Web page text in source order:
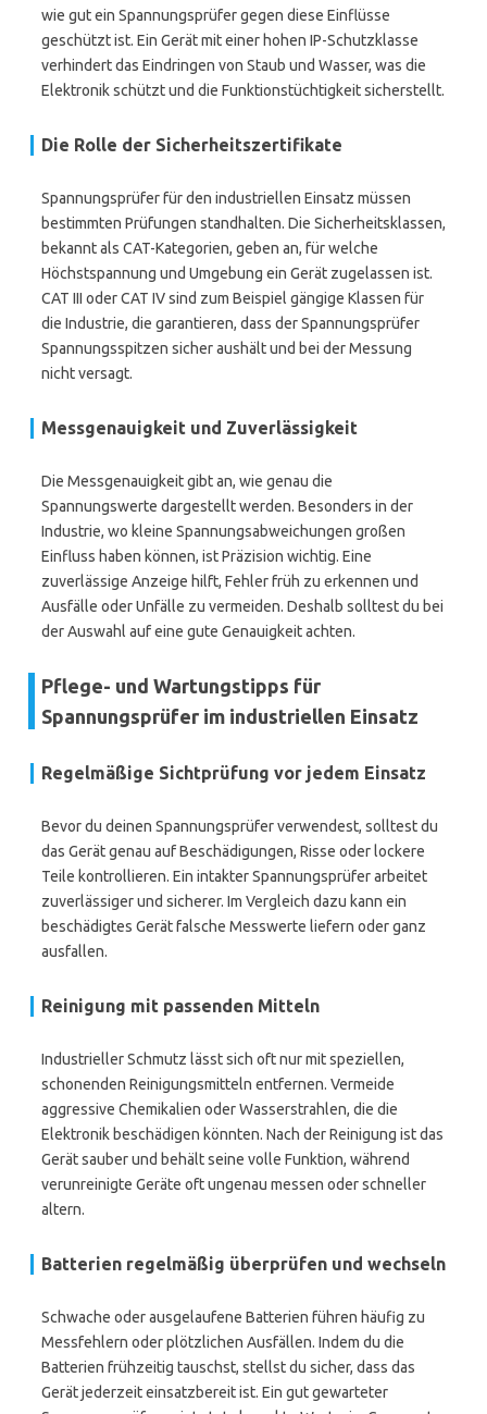
wie gut ein Spannungsprüfer gegen diese Einflüsse
geschützt ist. Ein Gerät mit einer hohen IP-Schutzklasse
verhindert das Eindringen von Staub und Wasser, was die
Elektronik schützt und die Funktionstüchtigkeit sicherstellt.
Die Rolle der Sicherheitszertifikate
Spannungsprüfer für den industriellen Einsatz müssen
bestimmten Prüfungen standhalten. Die Sicherheitsklassen,
bekannt als CAT-Kategorien, geben an, für welche
Höchstspannung und Umgebung ein Gerät zugelassen ist.
CAT III oder CAT IV sind zum Beispiel gängige Klassen für
die Industrie, die garantieren, dass der Spannungsprüfer
Spannungsspitzen sicher aushält und bei der Messung
nicht versagt.
Messgenauigkeit und Zuverlässigkeit
Die Messgenauigkeit gibt an, wie genau die
Spannungswerte dargestellt werden. Besonders in der
Industrie, wo kleine Spannungsabweichungen großen
Einfluss haben können, ist Präzision wichtig. Eine
zuverlässige Anzeige hilft, Fehler früh zu erkennen und
Ausfälle oder Unfälle zu vermeiden. Deshalb solltest du bei
der Auswahl auf eine gute Genauigkeit achten.
Pflege- und Wartungstipps für
Spannungsprüfer im industriellen Einsatz
Regelmäßige Sichtprüfung vor jedem Einsatz
Bevor du deinen Spannungsprüfer verwendest, solltest du
das Gerät genau auf Beschädigungen, Risse oder lockere
Teile kontrollieren. Ein intakter Spannungsprüfer arbeitet
zuverlässiger und sicherer. Im Vergleich dazu kann ein
beschädigtes Gerät falsche Messwerte liefern oder ganz
ausfallen.
Reinigung mit passenden Mitteln
Industrieller Schmutz lässt sich oft nur mit speziellen,
schonenden Reinigungsmitteln entfernen. Vermeide
aggressive Chemikalien oder Wasserstrahlen, die die
Elektronik beschädigen könnten. Nach der Reinigung ist das
Gerät sauber und behält seine volle Funktion, während
verunreinigte Geräte oft ungenau messen oder schneller
altern.
Batterien regelmäßig überprüfen und wechseln
Schwache oder ausgelaufene Batterien führen häufig zu
Messfehlern oder plötzlichen Ausfällen. Indem du die
Batterien frühzeitig tauschst, stellst du sicher, dass das
Gerät jederzeit einsatzbereit ist. Ein gut gewarteter